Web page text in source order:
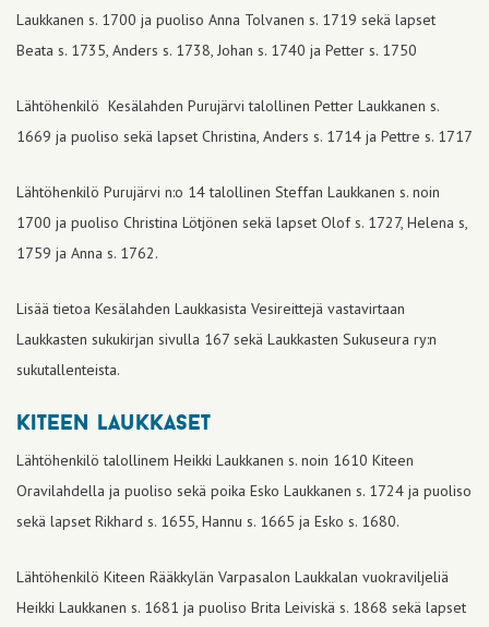
Laukkanen s. 1700 ja puoliso Anna Tolvanen s. 1719 sekä lapset
Beata s. 1735, Anders s. 1738, Johan s. 1740 ja Petter s. 1750
Lähtöhenkilö Kesälahden Purujärvi talollinen Petter Laukkanen s.
1669 ja puoliso sekä lapset Christina, Anders s. 1714 ja Pettre s. 1717
Lähtöhenkilö Purujärvi n:o 14 talollinen Steffan Laukkanen s. noin
1700 ja puoliso Christina Lötjönen sekä lapset Olof s. 1727, Helena s,
1759 ja Anna s. 1762.
Lisää tietoa Kesälahden Laukkasista Vesireittejä vastavirtaan
Laukkasten sukukirjan sivulla 167 sekä Laukkasten Sukuseura ry:n
sukutallenteista.
kiteen laukkaset
Lähtöhenkilö talollinem Heikki Laukkanen s. noin 1610 Kiteen
Oravilahdella ja puoliso sekä poika Esko Laukkanen s. 1724 ja puoliso
sekä lapset Rikhard s. 1655, Hannu s. 1665 ja Esko s. 1680.
Lähtöhenkilö Kiteen Rääkkylän Varpasalon Laukkalan vuokraviljeliä
Heikki Laukkanen s. 1681 ja puoliso Brita Leiviskä s. 1868 sekä lapset